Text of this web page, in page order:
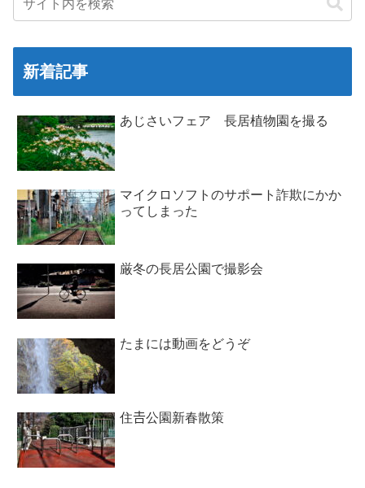
新着記事
あじさいフェア 長居植物園を撮る
マイクロソフトのサポート詐欺にかか
ってしまった
厳冬の長居公園で撮影会
たまには動画をどうぞ
住𠮷公園新春散策